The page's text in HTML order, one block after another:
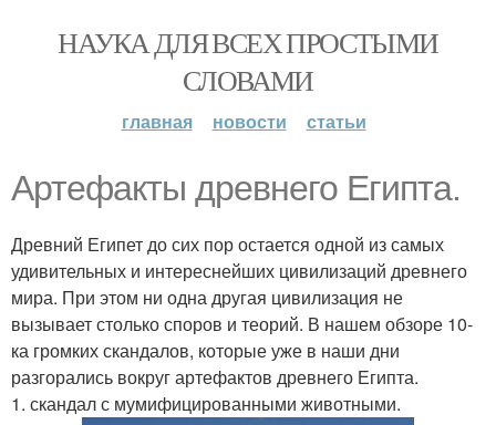
НАУКА ДЛЯ ВСЕХ ПРОСТЫМИ
СЛОВАМИ
главная новости статьи
Артефакты древнего Египта.
Древний Египет до сих пор остается одной из самых
удивительных и интереснейших цивилизаций древнего
мира. При этом ни одна другая цивилизация не
вызывает столько споров и теорий. В нашем обзоре 10-
ка громких скандалов, которые уже в наши дни
разгорались вокруг артефактов древнего Египта.
1. скандал с мумифицированными животными.